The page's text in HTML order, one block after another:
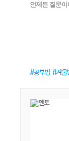
언제든 질문
공부법 겨울